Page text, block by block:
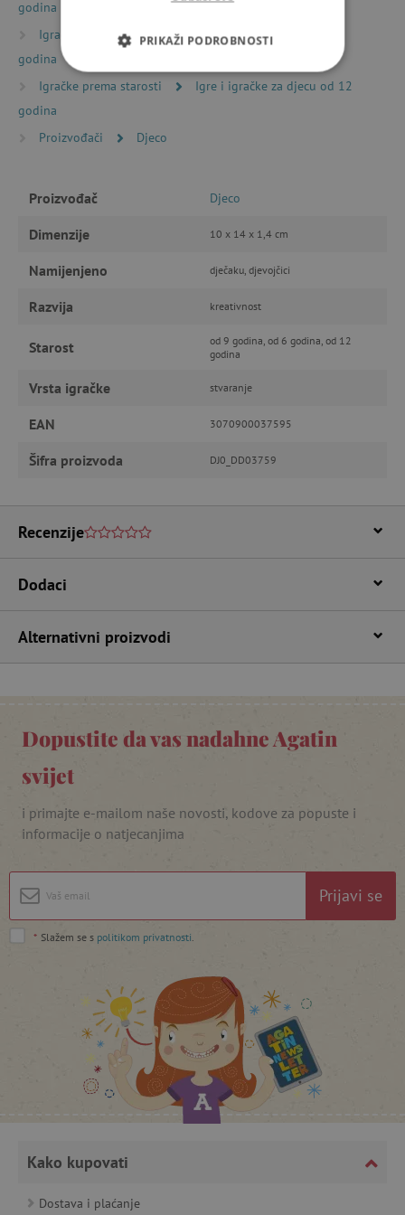
godina
Igračke prema starosti
Igre i igračke za djecu od 9
godina
Igračke prema starosti
Igre i igračke za djecu od 12
godina
Proizvođači
Djeco
Proizvođač Djeco
Dimenzije 10 x 14 x 1,4 cm
Namijenjeno dječaku, djevojčici
Razvija kreativnost
Starost
od 9 godina, od 6 godina, od 12
godina
Vrsta igračke stvaranje
EAN 3070900037595
Šifra proizvoda DJ0_DD03759
Recenzije
Dodaci
Alternativni proizvodi
Dopustite da vas nadahne Agatin
svijet
i primajte e-mailom naše novosti, kodove za popuste i
informacije o natjecanjima
Prijavi se
* Slažem se s politikom privatnosti
Kako kupovati
Dostava i plaćanje
PRIKAŽI PODROBNOSTI
NUŽNO POTREBNI KOLAČIĆI
Funkcionalnost
Nužno potrebni kolačići omogućavaju osnovnu
npr. upis korisnika na stranici te uređivanje
računa. Internetsku stranicu ne možete
potrebnih kolačića.
featureFlagIdentifier www.agatinsvijet.hr
www.agatinsvijet.hr
featureFlagCheckoutExperimentVariant www.agatinsvijet.hr
product_filter_remember www.agatinsvijet.hr
PHPSESSID
PHP.net
www.agatinsvijet.hr